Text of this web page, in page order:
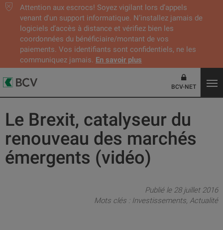
Attention aux escrocs! Soyez vigilant lors d’appels
venant d'un support informatique. N’installez jamais de
logiciels d’accès à distance et vérifiez bien les
coordonnées du bénéficiaire/montant de vos
paiements. Vos identifiants sont confidentiels, ne les
communiquez jamais. En savoir plus
BCV-NET
Le Brexit, catalyseur du
renouveau des marchés
émergents (vidéo)
Publié le 28 juillet 2016
Mots clés : Investissements Actualité